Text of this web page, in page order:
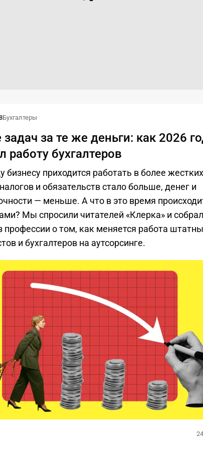
Бухгалтеры
за те же деньги: как 2026
работу бухгалтеров
бизнесу приходится работать в более жестких
и обязательств стало больше, денег и
— меньше. А что в это время
Мы спросили читателей «Клерка» и
профессии о том, как меняется работа
и бухгалтеров на аутсорсинге.